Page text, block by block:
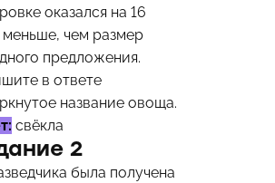
оказался на 16
меньше, чем размер
предложения.
в ответе
название овоща.
свёкла
2
была получена